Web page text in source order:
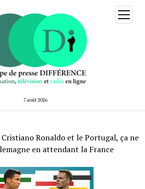
7 août 2026
ouvrir
menu
Ronaldo et le Portugal, ça ne
en attendant la France